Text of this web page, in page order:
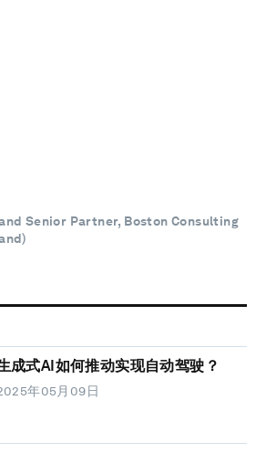
Senior Partner, Boston Consulting
成式AI如何推动实现自动驾驶？
年05月09日